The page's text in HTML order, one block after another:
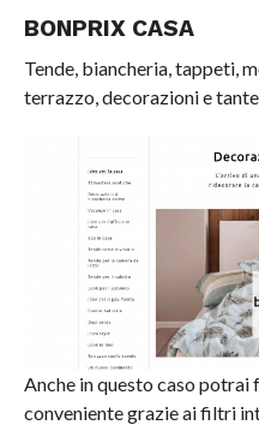
BONPRIX CASA
Tende, biancheria, tappeti,
terrazzo, decorazioni e
Anche in questo caso potrai
conveniente grazie ai filtri